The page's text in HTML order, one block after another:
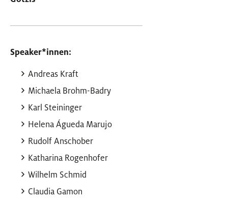
Speaker*innenInnen
:
Andreas Kraft
Michaela Brohm-Badry
Karl Steininger
Helena Águeda Marujo
Rudolf Anschober
Katharina Rogenhofer
Wilhelm Schmid
Claudia Gamon